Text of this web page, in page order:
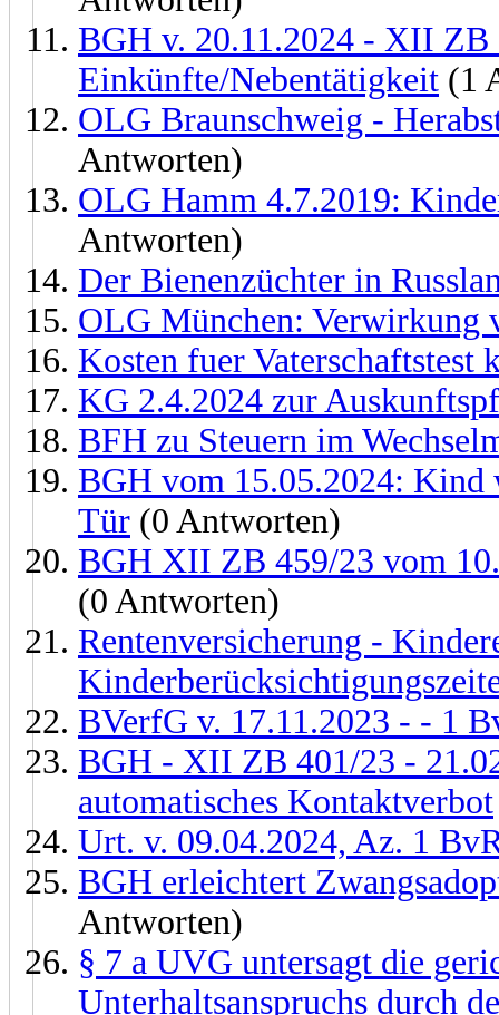
BGH v. 20.11.2024 - XII
Einkünfte/Nebentätigkeit (1
OLG Braunschweig -
Antworten)
OLG Hamm 4.7.2019:
Antworten)
Der Bienenzüchter in
OLG München: Verwirkung
Kosten fuer Vaterschaftstest
KG 2.4.2024 zur
BFH zu Steuern im
BGH vom 15.05.2024: Kind
Tür (0 Antworten)
BGH XII ZB 459/23 vom
(0 Antworten)
Rentenversicherung -
BVerfG v. 17.11.2023 - - 1
BGH - XII ZB 401/23 -
automatisches Kontaktverbot
Urt. v. 09.04.2024, Az. 1
BGH erleichtert
Antworten)
§ 7 a UVG untersagt die
Unterhaltsanspruchs durch